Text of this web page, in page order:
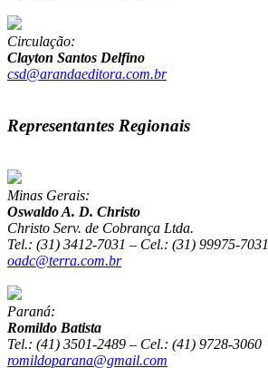
Circulação:
Clayton Santos Delfino
csd@arandaeditora.com.br
Representantes Regionais
Minas Gerais:
Oswaldo A. D. Christo
Christo Serv. de Cobrança Ltda.
Tel.: (31) 3412-7031 – Cel.: (31) 99975-7031
oadc@terra.com.br
Paraná:
Romildo Batista
Tel.: (41) 3501-2489 – Cel.: (41) 9728-3060
romildoparana@gmail.com